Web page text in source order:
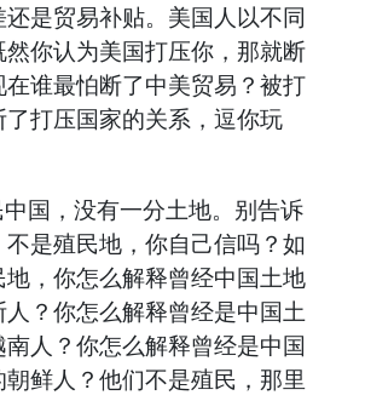
是贸易补贴。美国人以不同
你认为美国打压你，那就断
谁最怕断了中美贸易？被打
打压国家的关系，逗你玩
国，没有一分土地。别告诉
是殖民地，你自己信吗？如
，你怎么解释曾经中国土地
？你怎么解释曾经是中国土
人？你怎么解释曾经是中国
鲜人？他们不是殖民，那里